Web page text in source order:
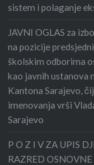
sistem i polaganje
JAVNI OGLAS za
na pozicije
školskim odborima
kao javnih ustanova
Kantona Sarajevo,
imenovanja vrši
Sarajevo
P O Z I V ZA UPIS
RAZRED